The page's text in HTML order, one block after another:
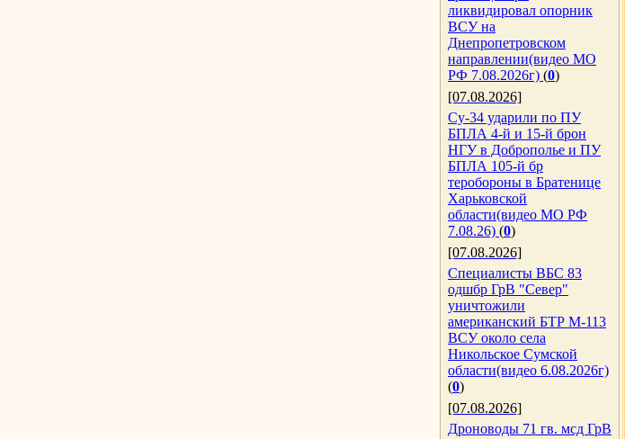
ликвидировал опорник
ВСУ на
Днепропетровском
направлении(видео МО
РФ 7.08.2026г) (0)
[07.08.2026]
Су-34 ударили по ПУ
БПЛА 4-й и 15-й брон
НГУ в Доброполье и ПУ
БПЛА 105-й бр
теробороны в Братенице
Харьковской
области(видео МО РФ
7.08.26) (0)
[07.08.2026]
Специалисты ВБС 83
одшбр ГрВ "Север"
уничтожили
американский БТР М-113
ВСУ около села
Никольское Сумской
области(видео 6.08.2026г)
(0)
[07.08.2026]
Дроноводы 71 гв. мсд ГрВ